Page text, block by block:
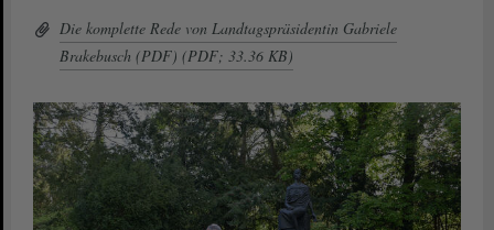
Die komplette Rede von Landtagspräsidentin Gabriele
Brakebusch (PDF) (PDF; 33.36 KB)